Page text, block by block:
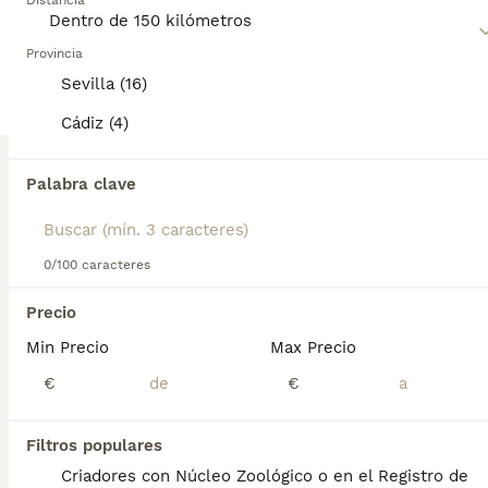
Provincia
Sevilla (16)
Cádiz (4)
Palabra clave
0/100 caracteres
Precio
Min Precio
€
Max Precio
€
Filtros populares
Criadores con Núcleo Zoológico o en el Registro de
personalidad y siempre está listo para comerse el mundo.
Lee nuestra
para obtener información sobre esta raza de perro.
BOOST
CACHORROS DE YORKSHIRE TERRIER
8 semanas 2 1
Sexo
850 €